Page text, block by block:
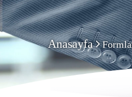
Anasayfa